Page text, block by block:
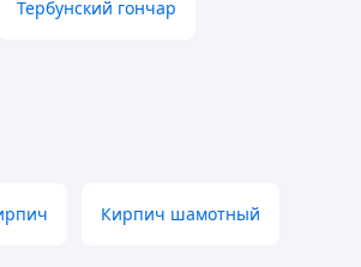
Тербунский гончар
Кирпич шамотный